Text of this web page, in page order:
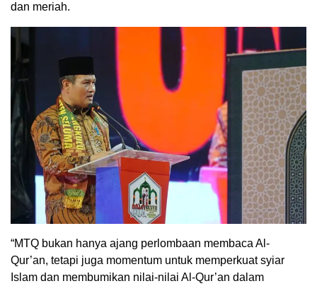
dan meriah.
“MTQ bukan hanya ajang perlombaan membaca Al-
Qur’an, tetapi juga momentum untuk memperkuat syiar
Islam dan membumikan nilai-nilai Al-Qur’an dalam